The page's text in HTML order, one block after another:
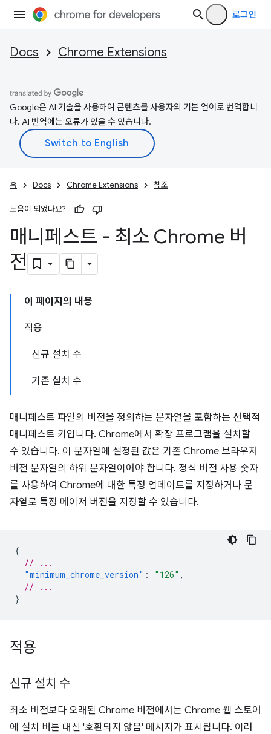
로그인
Docs Chrome Extensions
Google은 AI 기술을 사용하여 콘텐츠를 사용자의 기본 언어로 번역합니
다. AI 번역에는 오류가 있을 수 있습니다.
홈 Docs Chrome Extensions 참조
도움이 되었나요?
매니페스트 - 최소 Chrome 버
전
이 페이지의 내용
적용
신규 설치 수
기존 설치 수
매니페스트 파일의 버전을 정의하는 문자열을 포함하는 선택적
매니페스트 키입니다. Chrome에서 확장 프로그램을 설치할
수 있습니다. 이 문자열에 설정된 값은 기존 Chrome 브라우저
버전 문자열의 하위 문자열이어야 합니다. 정식 버전 사용 숫자
를 사용하여 Chrome에 대한 특정 업데이트를 지정하거나 문
자열로 특정 메이저 버전을 지정할 수 있습니다.
{
// ...
"minimum_chrome_version" : "126" ,
// ...
}
적용
신규 설치 수
최소 버전보다 오래된 Chrome 버전에서는 Chrome 웹 스토어
에 설치 버튼 대신 '호환되지 않음' 메시지가 표시됩니다. 이러